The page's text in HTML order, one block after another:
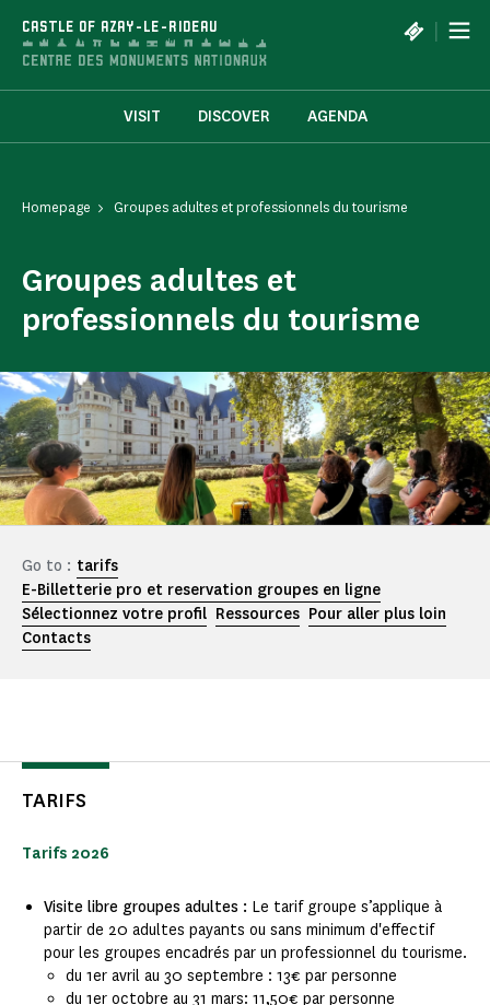
CASTLE OF AZAY-LE-RIDEAU |
VISIT DISCOVER AGENDA
Homepage Groupes adultes et professionnels du tourisme
Groupes adultes et
professionnels du tourisme
Go to : tarifs
E-Billetterie pro et reservation groupes en ligne
Sélectionnez votre profil Ressources Pour aller plus loin
Contacts
TARIFS
Tarifs 2026
Visite libre groupes adultes : Le tarif groupe s’applique à
partir de 20 adultes payants ou sans minimum d'effectif
pour les groupes encadrés par un professionnel du tourisme.
du 1er avril au 30 septembre : 13€ par personne
du 1er octobre au 31 mars: 11,50€ par personne